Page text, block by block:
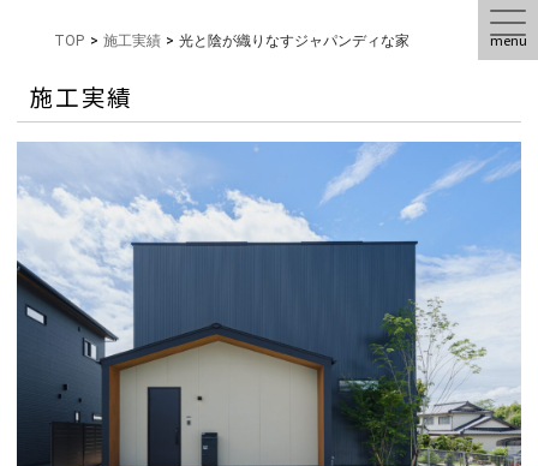
menu
TOP > 施工実績 > 光と陰が織りなすジャパンディな家
施工実績